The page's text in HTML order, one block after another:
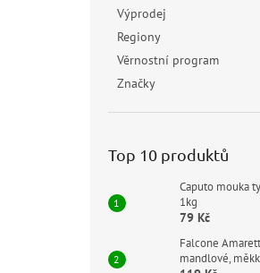
Výprodej
Regiony
Věrnostní program
Značky
Top 10 produktů
Caputo mouka
1kg
79 Kč
Falcone
mandlové,